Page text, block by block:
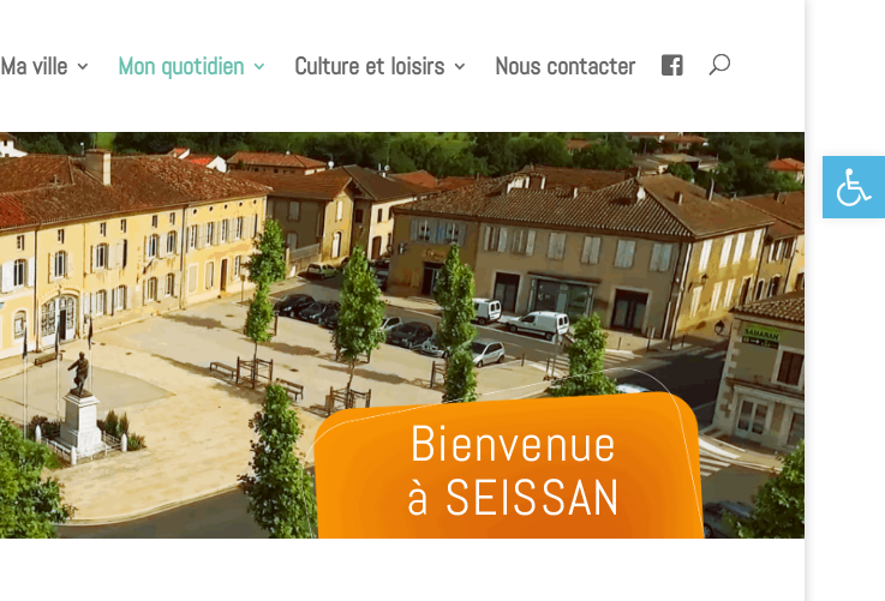
Ouvrir
Ma ville Mon quotidien Culture et loisirs Nous contacter
Bienvenue
à SEISSAN